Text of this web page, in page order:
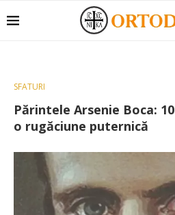
SFATURI
Părintele Arsenie Boca:
o rugăciune puternică